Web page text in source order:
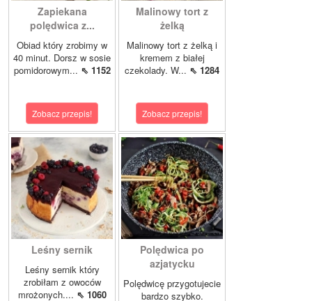
Zapiekana
polędwica z...
Obiad który zrobimy w
40 minut. Dorsz w sosie
pomidorowym... ⇖ 1152
Zobacz przepis!
Malinowy tort z
żelką
Malinowy tort z żelką i
kremem z białej
czekolady. W... ⇖ 1284
Zobacz przepis!
Leśny sernik
Leśny sernik który
zrobiłam z owoców
mrożonych.... ⇖ 1060
Polędwica po
azjatycku
Polędwicę przygotujecie
bardzo szybko.